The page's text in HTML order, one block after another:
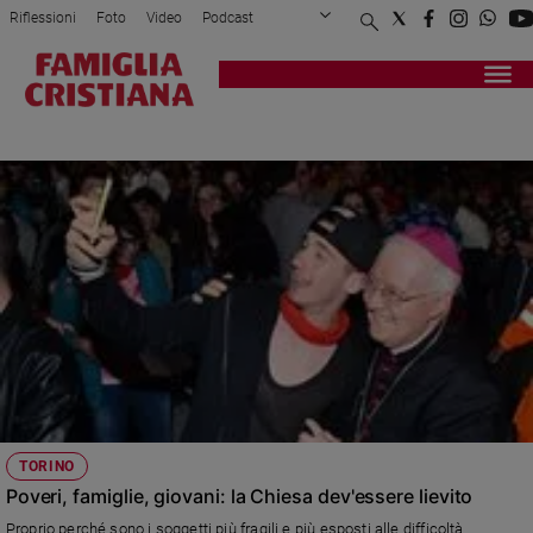
Attualità
Politica
Economia
Legalità
giustizia
Sport
Interviste
Papa
Papa
Riflessioni Foto Video Podcast
Privacy Policy Chi siamo
Registrati Redazione
TORINO
Poveri, famiglie, giovani: la Chiesa dev'essere lievito
Proprio perché sono i soggetti più fragili e più esposti alle difficoltà